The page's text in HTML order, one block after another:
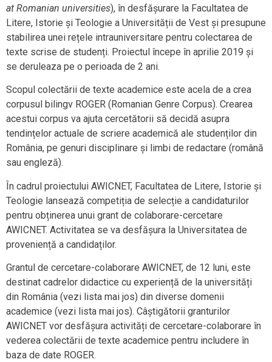
at Romanian universities), în desfășurare la Facultatea de
Litere, Istorie și Teologie a Universității de Vest și presupune
stabilirea unei rețele intrauniversitare pentru colectarea de
texte scrise de studenți. Proiectul începe în aprilie 2019 și
se deruleaza pe o perioada de 2 ani.
Scopul colectării de texte academice este acela de a crea
corpusul bilingv ROGER (Romanian Genre Corpus). Crearea
acestui corpus va ajuta cercetătorii să decidă asupra
tendințelor actuale de scriere academică ale studenților din
România, pe genuri disciplinare și limbi de redactare (română
sau engleză).
În cadrul proiectului AWICNET, Facultatea de Litere, Istorie și
Teologie lansează competiția de selecție a candidaturilor
pentru obținerea unui grant de colaborare-cercetare
AWICNET. Activitatea se va desfășura la Universitatea de
proveniență a candidaților.
Grantul de cercetare-colaborare AWICNET, de 12 luni, este
destinat cadrelor didactice cu experiență de la universități
din România (vezi lista mai jos) din diverse domenii
academice (vezi lista mai jos). Câștigătorii granturilor
AWICNET vor desfășura activități de cercetare-colaborare în
vederea colectării de texte academice pentru includere în
baza de date ROGER.